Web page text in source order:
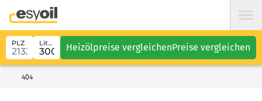
PLZ Liter Heizölpreise vergleichenPreise vergleichen
404